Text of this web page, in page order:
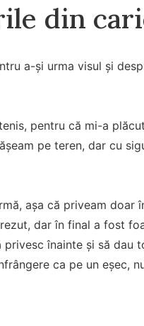
din
a-și urma visul și
pentru că mi-a
pe teren, dar cu
așa că priveam doar
dar în final a fost
înainte și să dau
ca pe un eșec,